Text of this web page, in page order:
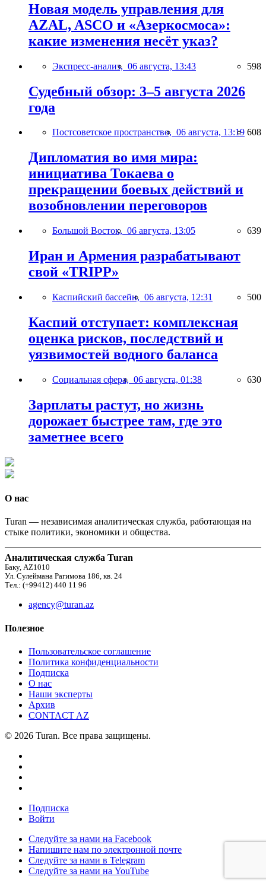
Новая модель управления для
AZAL, ASCO и «Азеркосмоса»:
какие изменения несёт указ?
Экспресс-анализ, 06 августа, 13:43 598
Судебный обзор: 3–5 августа 2026
года
Постсоветское пространство, 06 августа, 13:19 608
Дипломатия во имя мира:
инициатива Токаева о
прекращении боевых действий и
возобновлении переговоров
Большой Восток, 06 августа, 13:05 639
Иран и Армения разрабатывают
свой «TRIPP»
Каспийский бассейн, 06 августа, 12:31 500
Каспий отступает: комплексная
оценка рисков, последствий и
уязвимостей водного баланса
Социальная сфера, 06 августа, 01:38 630
Зарплаты растут, но жизнь
дорожает быстрее там, где это
заметнее всего
О нас
Turan — независимая аналитическая служба, работающая на
стыке политики, экономики и общества.
Аналитическая служба Turan
Баку, AZ1010
Ул. Сулеймана Рагимова 186, кв. 24
Тел.: (+99412) 440 11 96
agency@turan.az
Полезное
Пользовательское соглашение
Политика конфиденциальности
Подписка
О нас
Наши эксперты
Архив
CONTACT AZ
© 2026 Turan. Все права защищены.
Подписка
Войти
Следуйте за нами на Facebook
Напишите нам по электронной почте
Следуйте за нами в Telegram
Следуйте за нами на YouTube